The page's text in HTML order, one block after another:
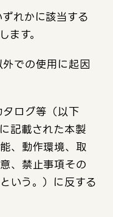
れかに該当する
ます。
での使用に起因
ログ等（以下
記載された本製
、動作環境、取
、禁止事項その
いう。）に反する